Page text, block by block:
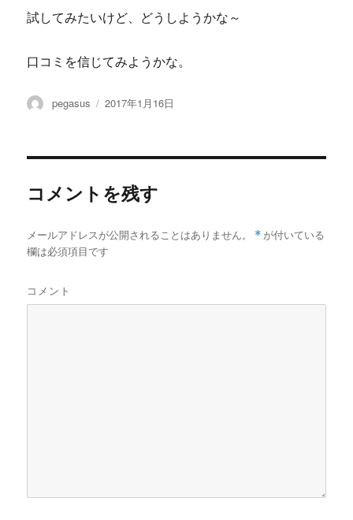
試してみたいけど、どうしようかな～
口コミを信じてみようかな。
投
pegasus
投
2017年1月16日
コメントを残す
メールアドレスが公開されることはありません。 * が付いている
欄は必須項目です
コメント